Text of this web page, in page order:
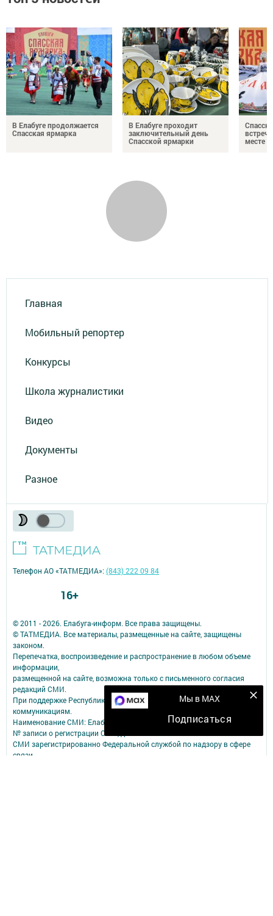
В Елабуге продолжается
Спасская ярмарка
В Елабуге проходит
заключительный день
Спасской ярмарки
месте
Главная
Мобильный репортер
Конкурсы
Школа журналистики
Видео
Документы
Разное
Мы в MAX
Подписаться
© 2011 - 2026. Елабуга-информ. Все права защищены.
© ТАТМЕДИА. Все материалы, размещенные на сайте, защищены
законом.
Перепечатка, воспроизведение и распространение в любом объеме
информации,
размещенной на сайте, возможна только с письменного согласия
редакций СМИ.
При поддержке Республиканского агентства по печати и массовым
коммуникациям.
Наименование СМИ: Елабуга-информ
№ записи о регистрации СМИ, дата: Эл №ФС77-89707 от 23.06.2025
СМИ зарегистрированно Федеральной службой по надзору в сфере
связи,
Телефон АО «ТАТМЕДИА»:(843) 222 09 84
16+